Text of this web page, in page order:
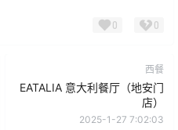
0 0
西餐
EATALIA 意大利餐厅（地安门
店）
2025-1-27 7:02:03